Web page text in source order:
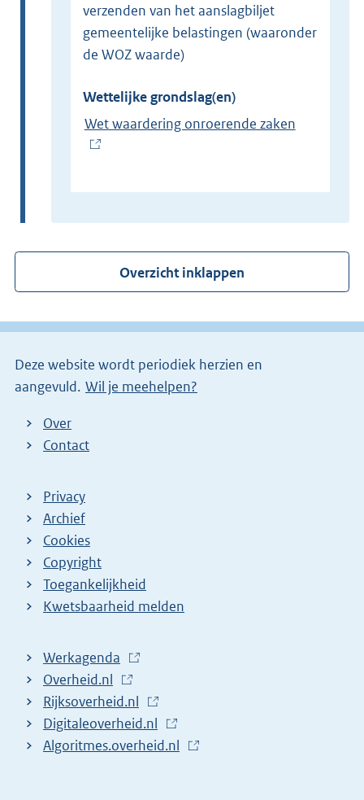
verzenden van het aanslagbiljet
gemeentelijke belastingen (waaronder
de WOZ waarde)
Wettelijke grondslag(en)
Wet waardering onroerende zaken
x
r
l
n
k
Overzicht inklappen
Deze website wordt periodiek herzien en
aangevuld. Wil je meehelpen?
Over
Contact
Privacy
Archief
Cookies
Copyright
Toegankelijkheid
Kwetsbaarheid melden
Werkagenda
E
x
t
e
Overheid.nl
E
x
t
Rijksoverheid.nl
E
x
Digitaleoverheid.nl
E
Algoritmes.overheid.nl